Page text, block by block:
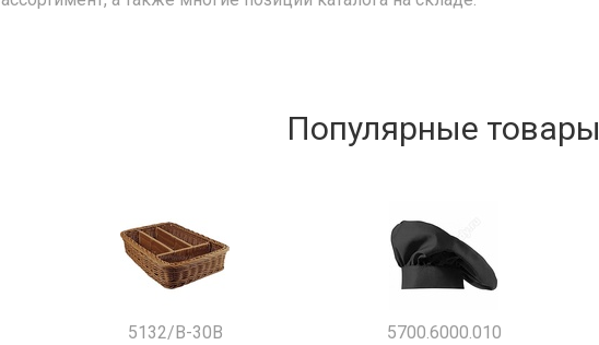
Популярные товары
5132/B-30B
5700.6000.010